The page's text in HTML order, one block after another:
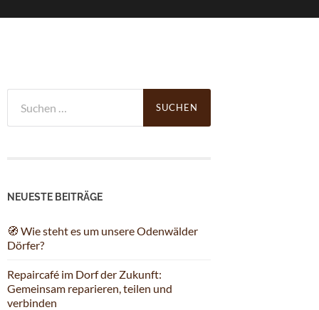
nach:
NEUESTE BEITRÄGE
🧭 Wie steht es um unsere Odenwälder
Dörfer?
Repaircafé im Dorf der Zukunft:
Gemeinsam reparieren, teilen und
verbinden